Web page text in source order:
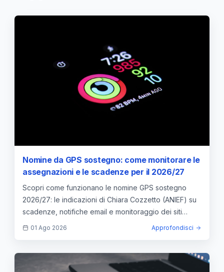
Nomine da GPS sostegno: come monitorare le
assegnazioni e le scadenze per il 2026/27
Scopri come funzionano le nomine GPS sostegno
2026/27: le indicazioni di Chiara Cozzetto (ANIEF) su
scadenze, notifiche email e monitoraggio dei siti
ufficiali.
01 Ago 2026 Approfondisci